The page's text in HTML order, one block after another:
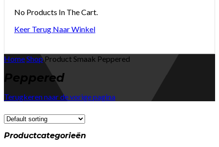
No Products In The Cart.
Keer Terug Naar Winkel
HomeShop Product Smaak Peppered
Peppered
Terugkeren naar de vorige pagina
Productcategorieën